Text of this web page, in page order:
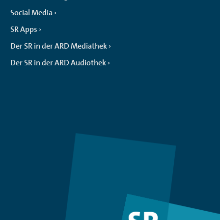
Social Media
SR Apps
Der SR in der ARD Mediathek
Der SR in der ARD Audiothek